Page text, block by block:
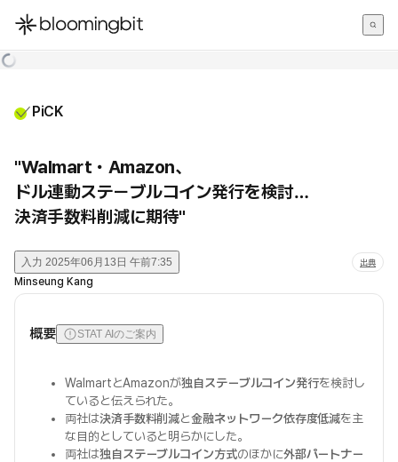
한국어
PiCK
"Walmart・Amazon、
ドル連動ステーブルコイン発行を検討…
決済手数料削減に期待"
入力 2025年06月13日 午前7:35 出典
Minseung Kang
概要 STAT AIのご案内
WalmartとAmazonが独自ステーブルコイン発行を検討し
ていると伝えられた。
両社は決済手数料削減と金融ネットワーク依存度低減を主
な目的としていると明らかにした。
両社は独自ステーブルコイン方式のほかに外部パートナー